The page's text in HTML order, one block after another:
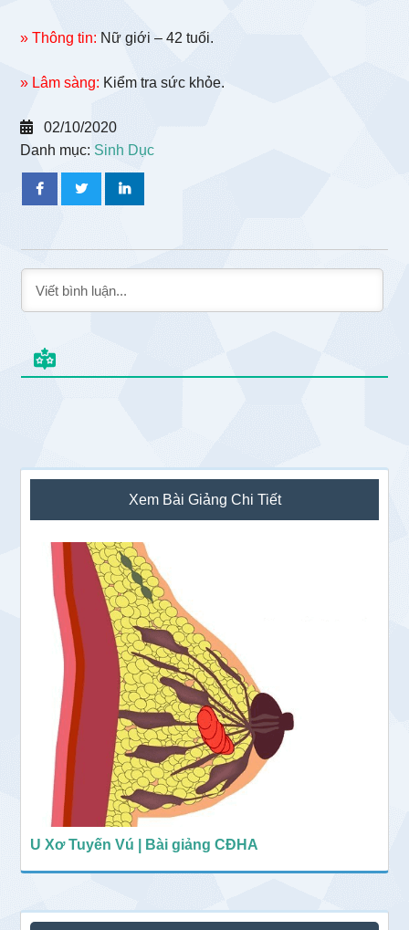
» Thông tin: Nữ giới – 42 tuổi.
» Lâm sàng: Kiểm tra sức khỏe.
02/10/2020
Danh mục: Sinh Dục
Sidebar
chính
Xem Bài Giảng Chi Tiết
U Xơ Tuyến Vú | Bài giảng CĐHA